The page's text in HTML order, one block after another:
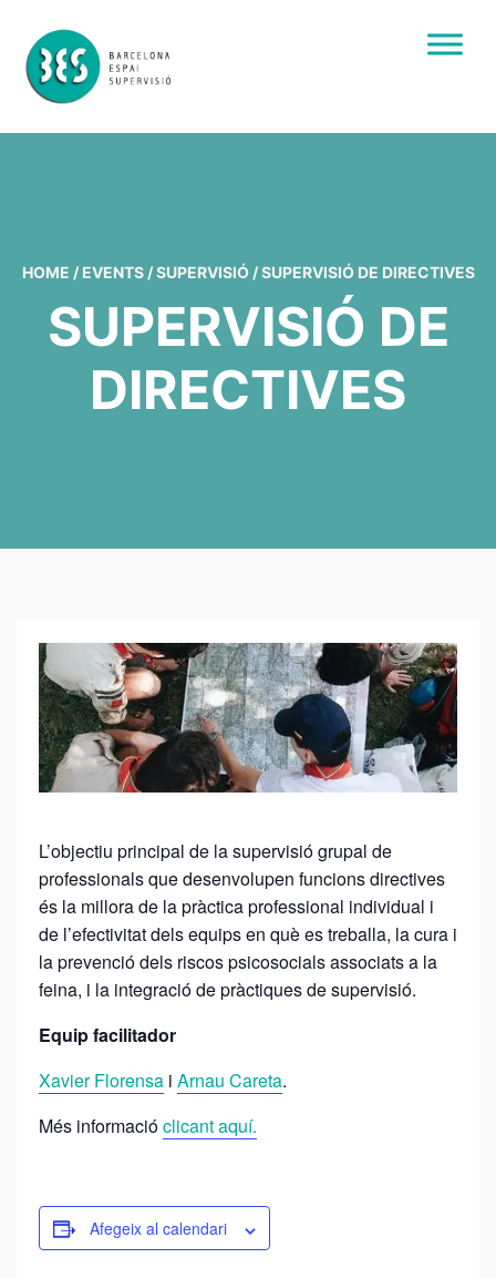
HOME / EVENTS / SUPERVISIÓ / SUPERVISIÓ DE DIRECTIVES
SUPERVISIÓ DE
DIRECTIVES
S
U
P
E
R
I
S
I
Ó
D
E
I
R
T
I
L’objectiu principal de la supervisió grupal de
professionals que desenvolupen funcions directives
és la millora de la pràctica professional individual i
de l’efectivitat dels equips en què es treballa, la cura i
la prevenció dels riscos psicosocials associats a la
feina, i la integració de pràctiques de supervisió.
Equip facilitador
Xavier Florensa i Arnau Careta.
Més informacióclicant aquí.
Afegeix al calendari